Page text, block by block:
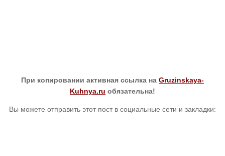
При копировании активная ссылка на Gruzinskaya-
Kuhnya.ru обязательна!
Вы можете отправить этот пост в социальные сети и закладки: